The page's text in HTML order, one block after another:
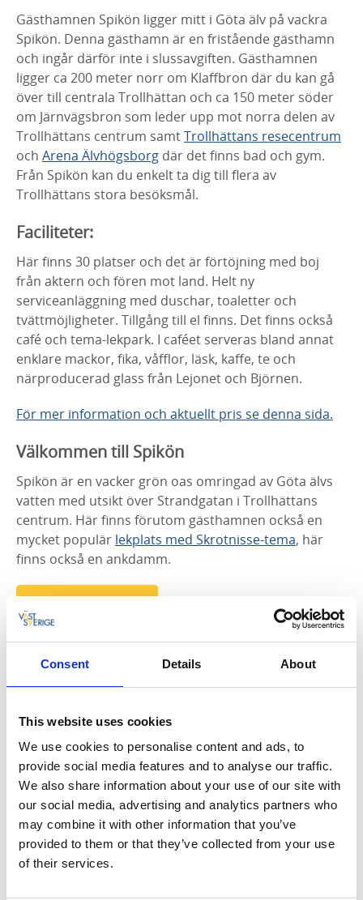
Consent Details About
This website uses cookies
We use cookies to personalise content and ads, to
provide social media features and to analyse our traffic.
We also share information about your use of our site with
our social media, advertising and analytics partners who
may combine it with other information that you’ve
provided to them or that they’ve collected from your use
of their services.
Gästhamnen Spikön ligger mitt i Göta älv på vackra
Spikön. Denna gästhamn är en fristående gästhamn
och ingår därför inte i slussavgiften. Gästhamnen
ligger ca 200 meter norr om Klaffbron där du kan gå
över till centrala Trollhättan och ca 150 meter söder
om Järnvägsbron som leder upp mot norra delen av
Trollhättans centrum samtTrollhättans resecentrum
och Arena Älvhögsborg där det finns bad och gym.
Från Spikön kan du enkelt ta dig till flera av
Trollhättans stora besöksmål.
Faciliteter:
Här finns 30 platser och det är förtöjning med boj
från aktern och fören mot land. Helt ny
serviceanläggning med duschar, toaletter och
tvättmöjligheter. Tillgång till el finns. Det finns också
café och tema-lekpark. I caféet serveras bland annat
enklare mackor, fika, våfflor, läsk, kaffe, te och
närproducerad glass från Lejonet och Björnen.
För mer information och aktuellt pris se denna sida.
Välkommen till Spikön
Spikön är en vacker grön oas omringad av Göta älvs
vatten med utsikt över Strandgatan i Trollhättans
centrum. Här finns förutom gästhamnen också en
mycket populär lekplats med Skrotnisse-tema, här
finns också en ankdamm.
Läs mer om Spikön